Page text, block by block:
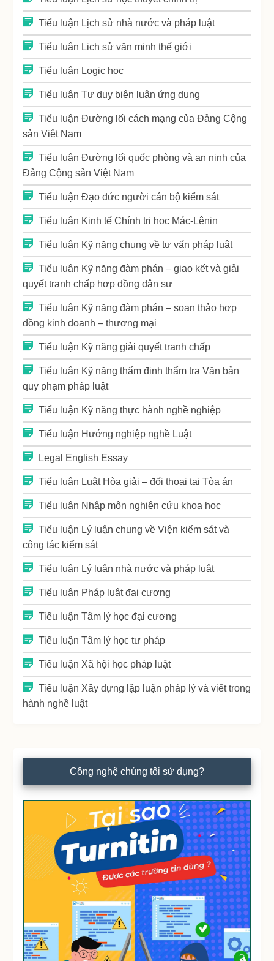
Tiểu luận Lịch sử nhà nước và pháp luật
Tiểu luận Lịch sử văn minh thế giới
Tiểu luận Logic học
Tiểu luận Tư duy biện luận ứng dụng
Tiểu luận Đường lối cách mạng của Đảng Cộng
sản Việt Nam
Tiểu luận Đường lối quốc phòng và an ninh của
Đảng Cộng sản Việt Nam
Tiểu luận Đạo đức người cán bộ kiểm sát
Tiểu luận Kinh tế Chính trị học Mác-Lênin
Tiểu luận Kỹ năng chung về tư vấn pháp luật
Tiểu luận Kỹ năng đàm phán – giao kết và giải
quyết tranh chấp hợp đồng dân sự
Tiểu luận Kỹ năng đàm phán – soạn thảo hợp
đồng kinh doanh – thương mại
Tiểu luận Kỹ năng giải quyết tranh chấp
Tiểu luận Kỹ năng thẩm định thẩm tra Văn bản
quy phạm pháp luật
Tiểu luận Kỹ năng thực hành nghề nghiệp
Tiểu luận Hướng nghiệp nghề Luật
Legal English Essay
Tiểu luận Luật Hòa giải – đối thoại tại Tòa án
Tiểu luận Nhập môn nghiên cứu khoa học
Tiểu luận Lý luận chung về Viện kiểm sát và
công tác kiểm sát
Tiểu luận Lý luận nhà nước và pháp luật
Tiểu luận Pháp luật đại cương
Tiểu luận Tâm lý học đại cương
Tiểu luận Tâm lý học tư pháp
Tiểu luận Xã hội học pháp luật
Tiểu luận Xây dựng lập luận pháp lý và viết trong
hành nghề luật
Công nghệ chúng tôi sử dụng?